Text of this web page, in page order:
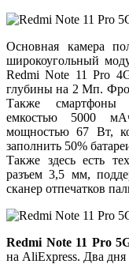
Основная камера
широкоугольный
Redmi Note 11 Pro
глубины на 2 Мп.
Также смартфоны
емкостью 5000
мощностью 67 Вт,
заполнить 50%
Также здесь есть
разъем 3,5 мм,
сканер отпечатков
Redmi Note 11 Pro
на AliExpress. Два дня